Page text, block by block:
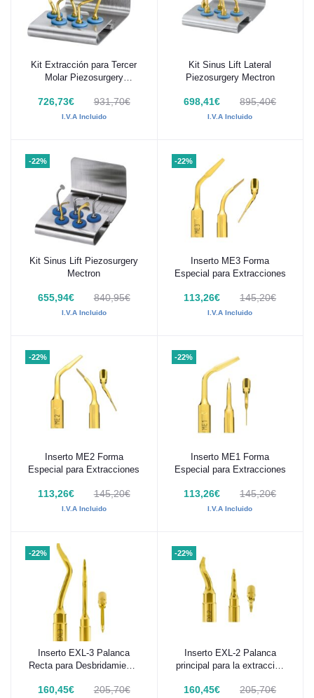
Añadir al carrito
Kit Extracción para Tercer
Molar Piezosurgery
726,73€ 931,70€
I.V.A Incluido
Añadir al carrito
Kit Sinus Lift Lateral
Piezosurgery Mectron
698,41€ 895,40€
I.V.A Incluido
-22%
Añadir al carrito
Kit Sinus Lift Piezosurgery
Mectron
655,94€ 840,95€
I.V.A Incluido
-22%
Añadir al carrito
Inserto ME3 Forma
Especial para Extracciones
113,26€ 145,20€
I.V.A Incluido
-22%
Añadir al carrito
Inserto ME2 Forma
Especial para Extracciones
113,26€ 145,20€
I.V.A Incluido
-22%
Añadir al carrito
Inserto ME1 Forma
Especial para Extracciones
113,26€ 145,20€
I.V.A Incluido
-22%
Añadir al carrito
Inserto EXL-3 Palanca
Recta para Desbridamiento
160,45€ 205,70€
-22%
Añadir al carrito
Inserto EXL-2 Palanca
principal para la extracción
160,45€ 205,70€